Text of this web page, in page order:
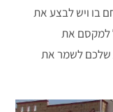
בו ויש לבצע את
למקסם את
שלכם לשמר את